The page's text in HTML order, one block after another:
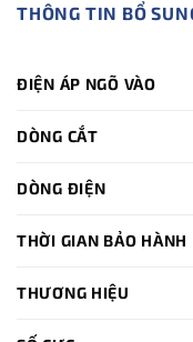
THÔNG TIN BỔ
ĐIỆN ÁP NGÕ VÀO
DÒNG CẮT
DÒNG ĐIỆN
THỜI GIAN BẢO HÀNH
THƯƠNG HIỆU